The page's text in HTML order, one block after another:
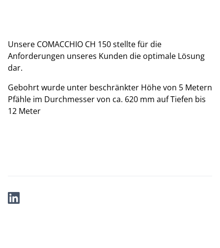
Unsere COMACCHIO CH 150 stellte für die
Anforderungen unseres Kunden die optimale Lösung
dar.
Gebohrt wurde unter beschränkter Höhe von 5 Metern
Pfähle im Durchmesser von ca. 620 mm auf Tiefen bis
12 Meter